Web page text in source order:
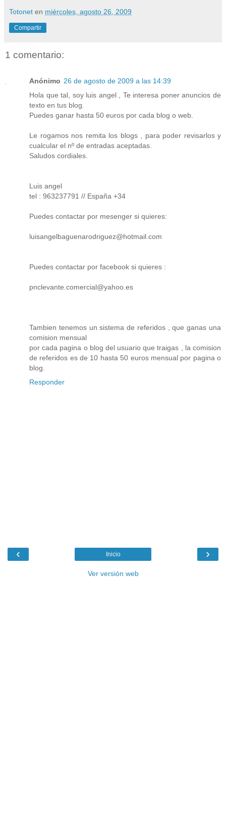
Totonet en miércoles, agosto 26, 2009
Compartir
1 comentario:
Anónimo 26 de agosto de 2009 a las 14:39
Hola que tal, soy luis angel , Te interesa poner anuncios de
texto en tus blog.
Puedes ganar hasta 50 euros por cada blog o web.
Le rogamos nos remita los blogs , para poder revisarlos y
cualcular el nº de entradas aceptadas.
Saludos cordiales.
Luis angel
tel : 963237791 // España +34
Puedes contactar por mesenger si quieres:
luisangelbaguenarodriguez@hotmail.com
Puedes contactar por facebook si quieres :
pnclevante.comercial@yahoo.es
Tambien tenemos un sistema de referidos , que ganas una
comision mensual
por cada pagina o blog del usuario que traigas , la comision
de referidos es de 10 hasta 50 euros mensual por pagina o
blog.
Responder
‹ ›
Inicio
Ver versión web